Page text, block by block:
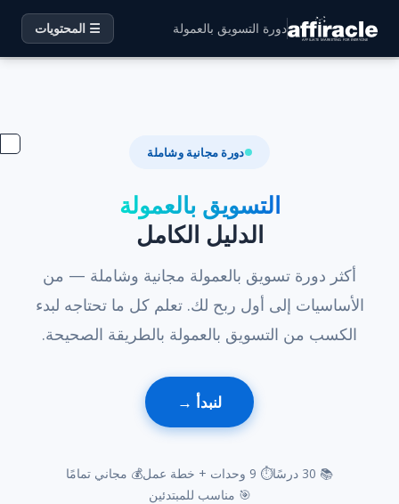
دورة التسويق بالعمولة ☰ المحتويات
دورة مجانية وشاملة
التسويق بالعمولة
الدليل الكامل
أكثر دورة تسويق بالعمولة مجانية وشاملة — من
الأساسيات إلى أول ربح لك. تعلم كل ما تحتاجه لبدء
الكسب من التسويق بالعمولة بالطريقة الصحيحة.
لنبدأ →
📚 30 درسًا ⏱ 9 وحدات + خطة عمل
💰 مجاني تمامًا
🎯 مناسب للمبتدئين